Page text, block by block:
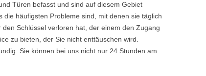
Türen befasst und sind auf diesem Gebiet
häufigsten Probleme sind, mit denen sie täglich
Schlüssel verloren hat, der einem den Zugang
zu bieten, der Sie nicht enttäuschen wird.
Sie können bei uns nicht nur 24 Stunden am